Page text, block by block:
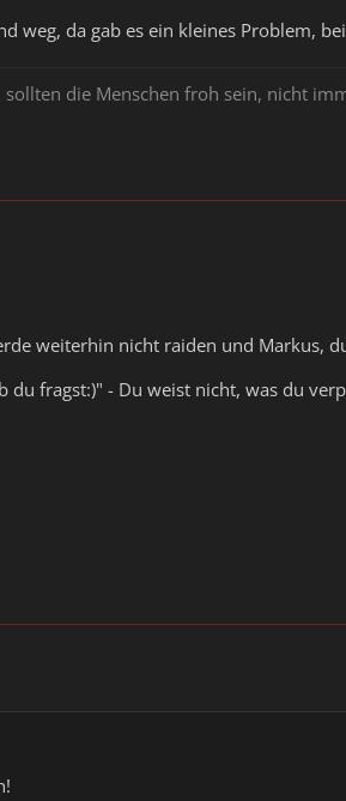
weg, da gab es ein kleines Problem,
die Menschen froh sein, nicht
weiterhin nicht raiden und Markus,
du fragst:)" - Du weist nicht, was du